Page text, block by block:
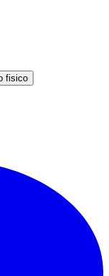
fisico